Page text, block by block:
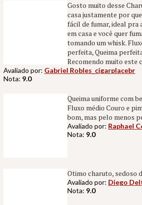
Gosto muito desse
casa justamente por
fácil de fumar, ideal pra
em casa e você quer
tomando um whisk.
perfeita, Queima
Recomendo muito este
Avaliado por: Gabriel Robles_cigarplacebr
Nota: 9.0
Queima uniforme com
Fluxo médio Couro e
bom, mas pelo menos
Avaliado por: Raphael
Nota: 9.0
Otimo charuto, sedoso
Avaliado por: Diego
Nota: 9.0